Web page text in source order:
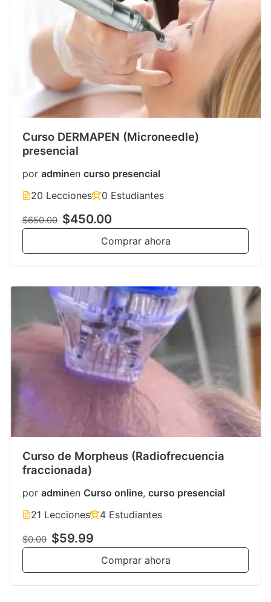
Curso DERMAPEN (Microneedle)
presencial
por adminen curso presencial
20 Lecciones
0 Estudiantes
$650.00 $450.00
Comprar ahora
Curso de Morpheus (Radiofrecuencia
fraccionada)
por adminen Curso online, curso presencial
21 Lecciones
4 Estudiantes
$0.00 $59.99
Comprar ahora